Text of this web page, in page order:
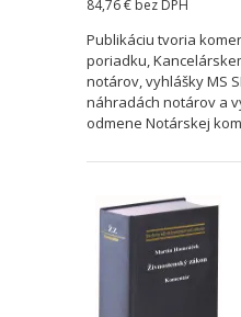
84,76 € bez DPH
Publikáciu tvoria
poriadku,
notárov, vyhlášky MS
náhradách notárov a
odmene Notárskej